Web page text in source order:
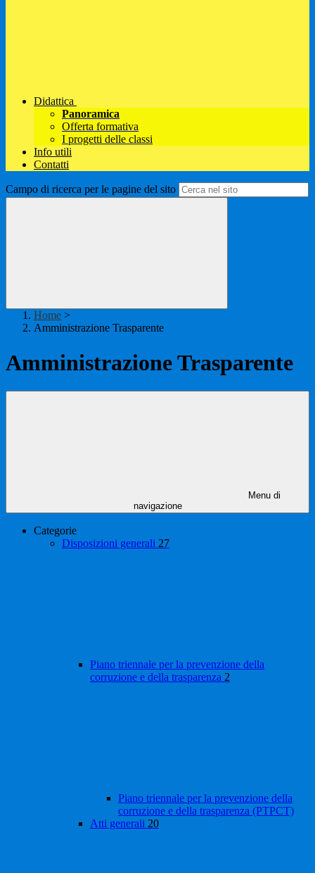
Didattica
Panoramica
Offerta formativa
I progetti delle classi
Info utili
Contatti
Campo di ricerca per le pagine del sito
Home >
Amministrazione Trasparente
Amministrazione Trasparente
Menu di
navigazione
Categorie
Disposizioni generali 27
Piano triennale per la prevenzione della
corruzione e della trasparenza 2
Piano triennale per la prevenzione della
corruzione e della trasparenza (PTPCT)
Atti generali 20